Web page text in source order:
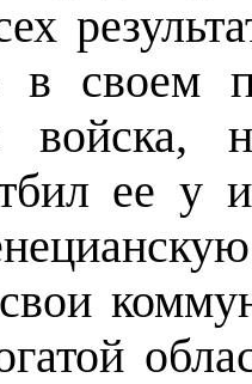
в
войска,
ее у